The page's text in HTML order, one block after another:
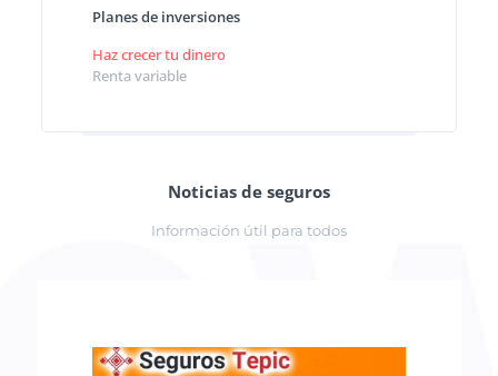
Planes de inversiones
Haz crecer tu dinero
Renta variable
Noticias de seguros
Información útil para todos